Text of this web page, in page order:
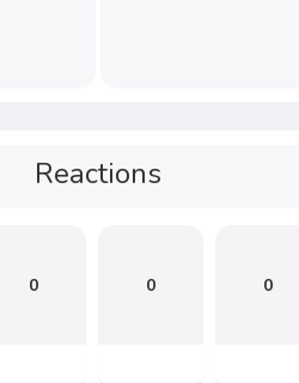
Reactions
0 0 0